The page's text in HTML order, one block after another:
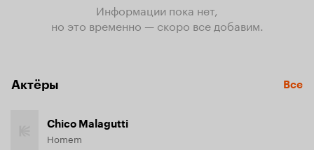
Информации пока нет,
но это временно — скоро все добавим.
Актёры Все
Chico Malagutti
Homem